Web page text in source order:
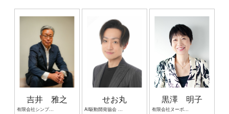
吉井 雅之
有限会社シンプルタスク 代表取締役 習慣形成コンサルタント
せお丸
AI駆動開発協会 代表理事 サイバーフリークス株式会社 代表取締役
黒澤 明子
有限会社ヌーボヌール代表取締役